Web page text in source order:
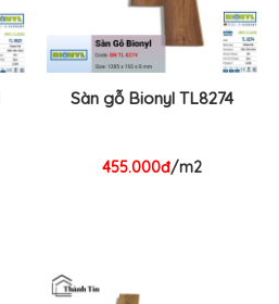
Sàn gỗ Bionyl TL8274
455.000đ/m2